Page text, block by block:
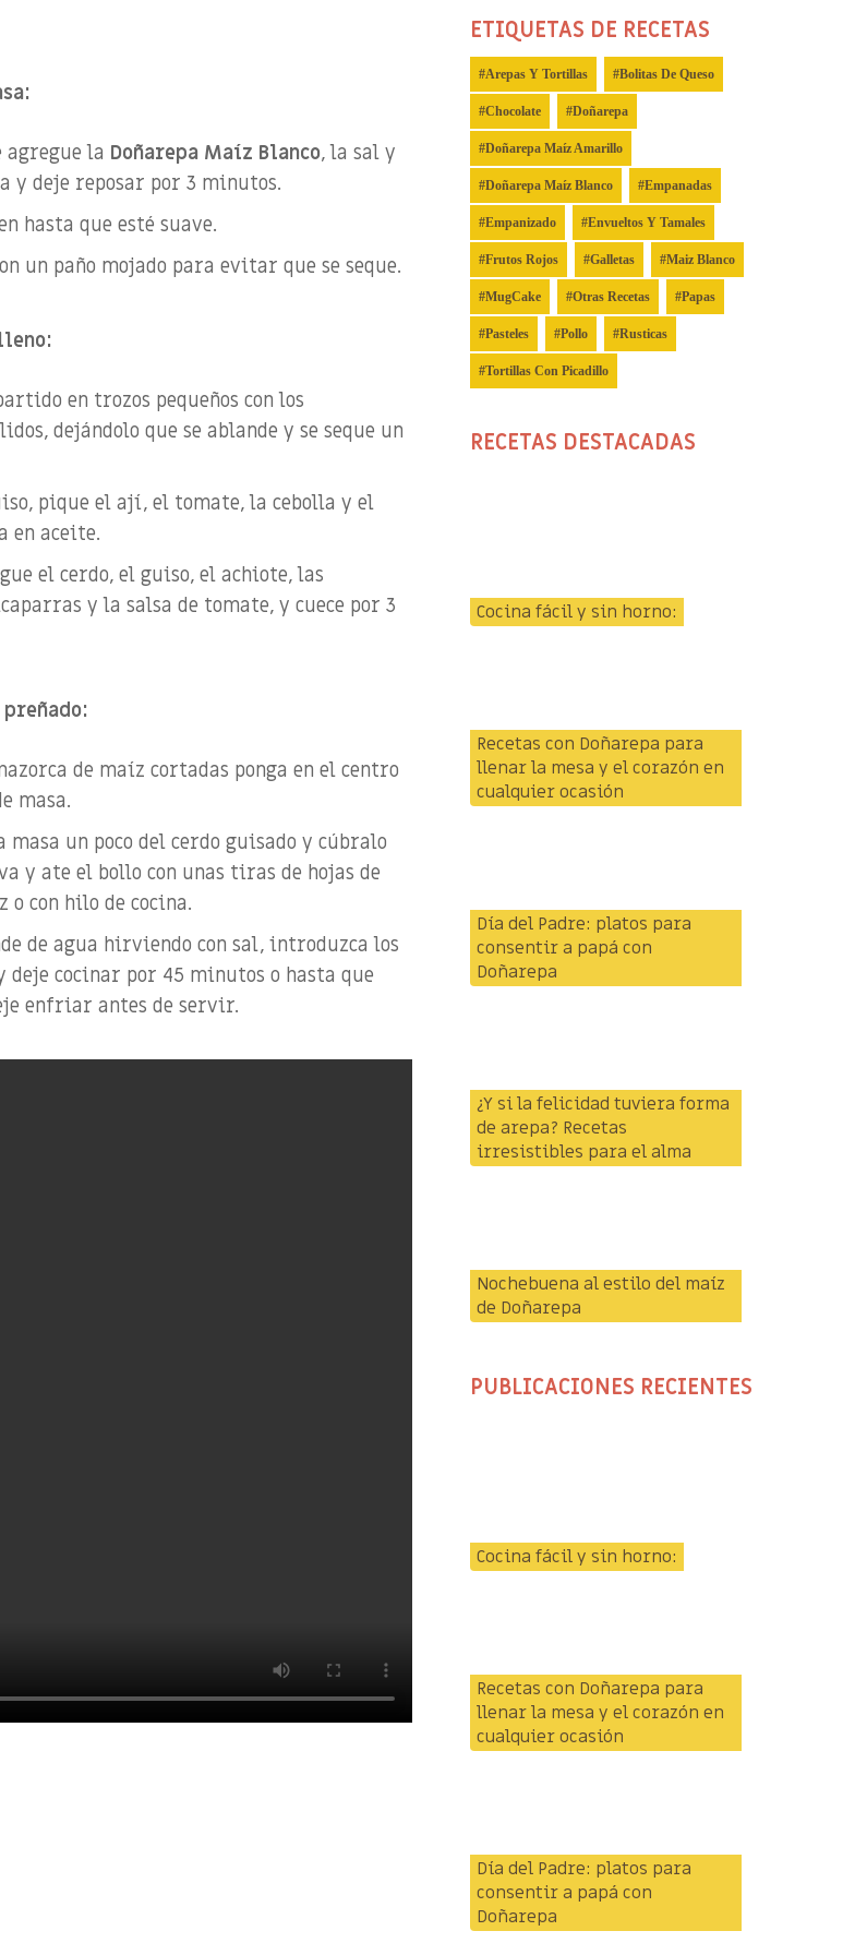
agregue la Doñarepa Maíz Blanco, la sal y
y deje reposar por 3 minutos.
hasta que esté suave.
un paño mojado para evitar que se seque.
en trozos pequeños con los
dejándolo que se ablande y se seque un
pique el ají, el tomate, la cebolla y el
en aceite.
el cerdo, el guiso, el achiote, las
y la salsa de tomate, y cuece por 3
de maíz cortadas ponga en el centro
masa.
masa un poco del cerdo guisado y cúbralo
y ate el bollo con unas tiras de hojas de
o con hilo de cocina.
de agua hirviendo con sal, introduzca los
deje cocinar por 45 minutos o hasta que
enfriar antes de servir.
ETIQUETAS DE RECETAS
Arepas Y Tortillas Bolitas De Queso
Chocolate Doñarepa
Doñarepa Maíz Amarillo
Doñarepa Maíz Blanco Empanadas
Empanizado Envueltos Y Tamales
Frutos Rojos Galletas Maiz Blanco
MugCake Otras Recetas Papas
Pasteles Pollo Rusticas
Tortillas Con Picadillo
RECETAS DESTACADAS
Cocina fácil y sin horno:
Recetas con Doñarepa para
llenar la mesa y el corazón en
cualquier ocasión
Día del Padre: platos para
consentir a papá con
Doñarepa
¿Y si la felicidad tuviera forma
de arepa? Recetas
irresistibles para el alma
Nochebuena al estilo del maíz
de Doñarepa
PUBLICACIONES RECIENTES
Cocina fácil y sin horno:
Recetas con Doñarepa para
llenar la mesa y el corazón en
cualquier ocasión
Día del Padre: platos para
consentir a papá con
Doñarepa